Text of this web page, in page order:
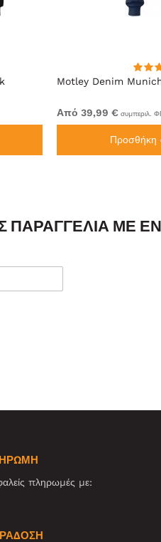
Motley Denim
Από 39,99 € συμπεριλ.
Προσθήκη
ΠΑΡΑΓΓΕΛΊΑ ΜΕ
πληρωμές με: